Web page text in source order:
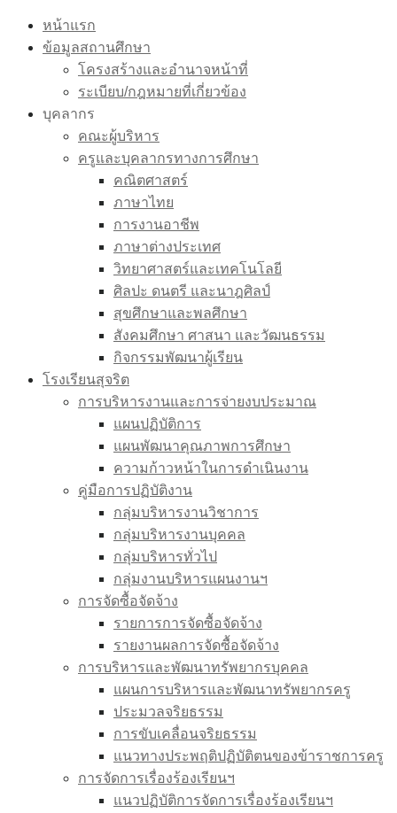
Skip
หน้าแรก
ข้อมูลสถานศึกษา
โครงสร้างและอำนาจหน้าที่
ระเบียบ/กฎหมายที่เกี่ยวข้อง
บุคลากร
คณะผู้บริหาร
ครูและบุคลากรทางการศึกษา
คณิตศาสตร์
ภาษาไทย
การงานอาชีพ
ภาษาต่างประเทศ
วิทยาศาสตร์และเทคโนโลยี
ศิลปะ ดนตรี และนาฎศิลป์
สุขศึกษาและพลศึกษา
สังคมศึกษา ศาสนา และวัฒนธรรม
กิจกรรมพัฒนาผู้เรียน
โรงเรียนสุจริต
การบริหารงานและการจ่ายงบประมาณ
แผนปฏิบัติการ
แผนพัฒนาคุณภาพการศึกษา
ความก้าวหน้าในการดำเนินงาน
คู่มือการปฏิบัติงาน
กลุ่มบริหารงานวิชาการ
กลุ่มบริหารงานบุคคล
กลุ่มบริหารทั่วไป
กลุ่มงานบริหารแผนงานฯ
การจัดซื้อจัดจ้าง
รายการการจัดซื้อจัดจ้าง
รายงานผลการจัดซื้อจัดจ้าง
การบริหารและพัฒนาทรัพยากรบุคคล
แผนการบริหารและพัฒนาทรัพยากรครู
ประมวลจริยธรรม
การขับเคลื่อนจริยธรรม
แนวทางประพฤติปฏิบัติตนของข้าราชการครู
การจัดการเรื่องร้องเรียนฯ
แนวปฏิบัติการจัดการเรื่องร้องเรียนฯ